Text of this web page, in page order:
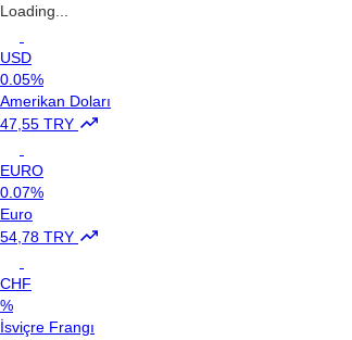
Loading...
USD
0.05%
Amerikan Doları
47,55 TRY
EURO
0.07%
Euro
54,78 TRY
CHF
%
İsviçre Frangı